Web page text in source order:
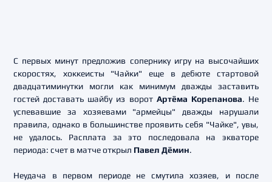
С первых минут предложив сопернику игру на высочайших
скоростях, хоккеисты "Чайки" еще в дебюте стартовой
двадцатиминутки могли как минимум дважды заставить
гостей доставать шайбу из ворот Артёма Корепанова. Не
успевавшие за хозяевами "армейцы" дважды нарушали
правила, однако в большинстве проявить себя "Чайке", увы,
не удалось. Расплата за это последовала на экваторе
периода: счет в матче открыл Павел Дёмин.
Неудача в первом периоде не смутила хозяев, и после